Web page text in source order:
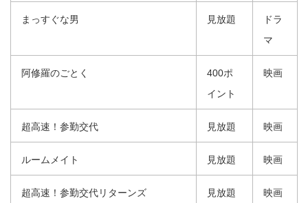
まっすぐな男 見放題
ドラ
マ
阿修羅のごとく
400ポ
イント
映画
超高速！参勤交代 見放題 映画
ルームメイト 見放題 映画
超高速！参勤交代リターンズ 見放題 映画